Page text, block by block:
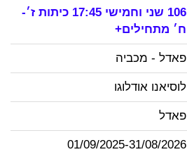
106 שני וחמישי 17:45 כיתות ז׳-
ח׳ מתחילים+
פאדל - מכביה
לוסיאנו אודלוגו
פאדל
01/09/2025-31/08/2026